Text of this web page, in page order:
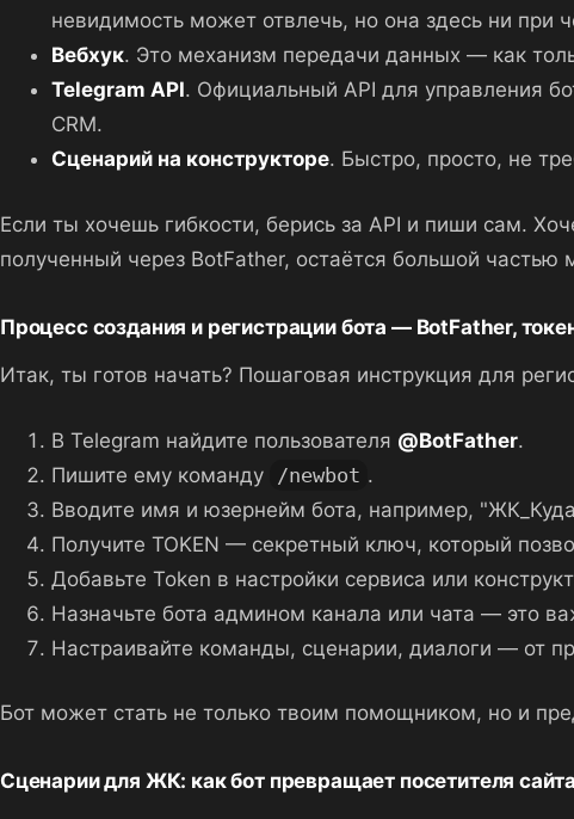
невидимость может отвлечь, но она здесь ни при
Вебхук. Это механизм передачи данных — как
Telegram API. Официальный API для управления
CRM.
Сценарий на конструкторе. Быстро, просто, не
Если ты хочешь гибкости, берись за API и пиши сам.
полученный через BotFather, остаётся большой частью
Процесс создания и регистрации бота — BotFather,
Итак, ты готов начать? Пошаговая инструкция для
В Telegram найдите пользователя @BotFather.
Пишите ему команду
/newbot .
Вводите имя и юзернейм бота, например,
Получите TOKEN — секретный ключ, который
Добавьте Token в настройки сервиса или
Назначьте бота админом канала или чата — это
Настраивайте команды, сценарии, диалоги — от
Бот может стать не только твоим помощником, но и
Сценарии для ЖК: как бот превращает посетителя